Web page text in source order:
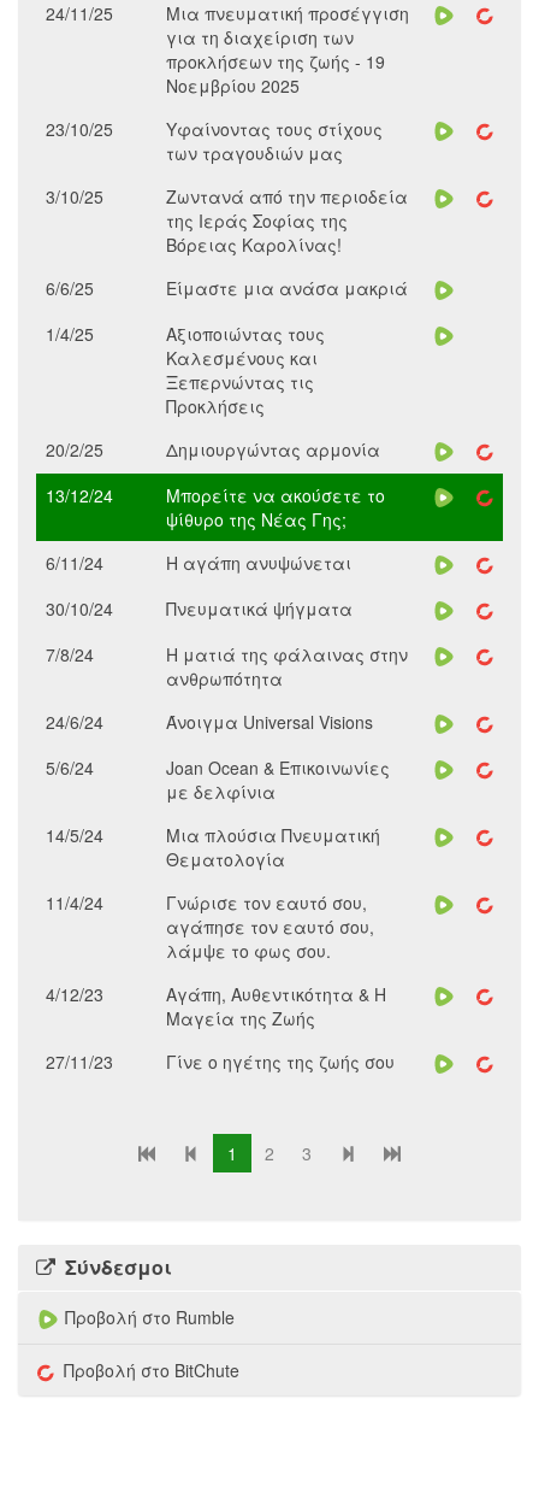
24/11/25
Μια πνευματική προσέγγιση
για τη διαχείριση των
προκλήσεων της ζωής - 19
Νοεμβρίου 2025
23/10/25
Υφαίνοντας τους στίχους
των τραγουδιών μας
3/10/25
Ζωντανά από την περιοδεία
της Ιεράς Σοφίας της
Βόρειας Καρολίνας!
6/6/25
Είμαστε μια ανάσα μακριά
1/4/25
Αξιοποιώντας τους
Καλεσμένους και
Ξεπερνώντας τις
Προκλήσεις
20/2/25
Δημιουργώντας αρμονία
13/12/24
Μπορείτε να ακούσετε το
ψίθυρο της Νέας Γης;
6/11/24
Η αγάπη ανυψώνεται
30/10/24
Πνευματικά ψήγματα
7/8/24
Η ματιά της φάλαινας στην
ανθρωπότητα
24/6/24
Άνοιγμα Universal Visions
5/6/24
Joan Ocean & Επικοινωνίες
με δελφίνια
14/5/24
Μια πλούσια Πνευματική
Θεματολογία
11/4/24
Γνώρισε τον εαυτό σου,
αγάπησε τον εαυτό σου,
λάμψε το φως σου.
4/12/23
Αγάπη, Αυθεντικότητα & Η
Μαγεία της Ζωής
27/11/23
Γίνε ο ηγέτης της ζωής σου
1 2 3
Σύνδεσμοι
Προβολή στο Rumble
Προβολή στο BitChute